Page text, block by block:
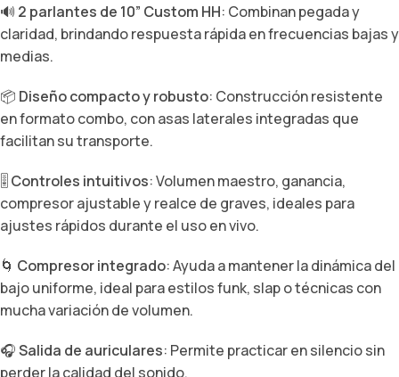
🔊 2 parlantes de 10” Custom HH: Combinan pegada y
claridad, brindando respuesta rápida en frecuencias bajas y
medias.
📦 Diseño compacto y robusto: Construcción resistente
en formato combo, con asas laterales integradas que
facilitan su transporte.
🎚️Controles intuitivos: Volumen maestro, ganancia,
compresor ajustable y realce de graves, ideales para
ajustes rápidos durante el uso en vivo.
🌀 Compresor integrado: Ayuda a mantener la dinámica del
bajo uniforme, ideal para estilos funk, slap o técnicas con
mucha variación de volumen.
🎧Salida de auriculares: Permite practicar en silencio sin
perder la calidad del sonido.